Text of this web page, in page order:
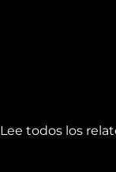
Lee todos los